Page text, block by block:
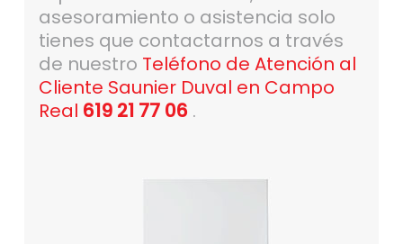
asesoramiento o asistencia solo
tienes que contactarnos a través
de nuestro Teléfono de Atención al
Cliente Saunier Duval en Campo
Real 619 21 77 06 .